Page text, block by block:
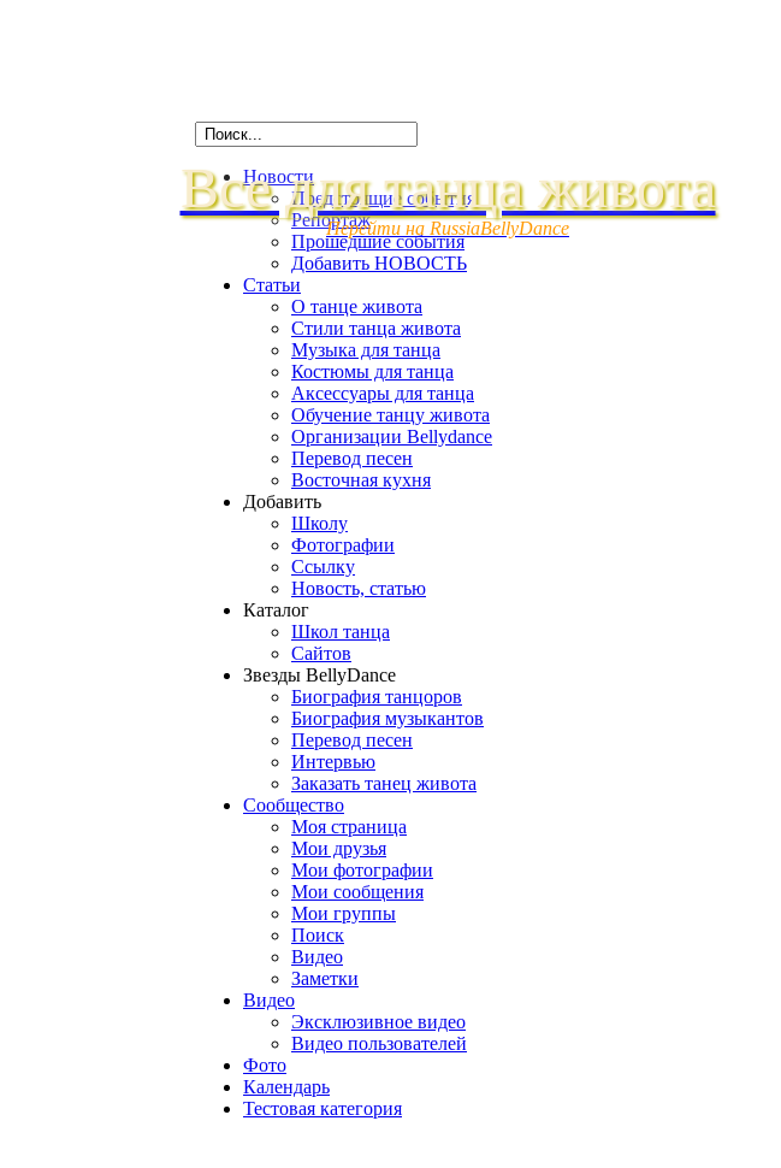
Все для танца живота
Перейти на RussiaBellyDance
Новости
Предстоящие события
Репортаж
Прошедшие события
Добавить НОВОСТЬ
Статьи
О танце живота
Стили танца живота
Музыка для танца
Костюмы для танца
Аксессуары для танца
Обучение танцу живота
Организации Bellydance
Перевод песен
Восточная кухня
Добавить
Школу
Фотографии
Ссылку
Новость, статью
Каталог
Школ танца
Сайтов
Звезды BellyDance
Биография танцоров
Биография музыкантов
Перевод песен
Интервью
Заказать танец живота
Сообщество
Моя страница
Мои друзья
Мои фотографии
Мои сообщения
Мои группы
Поиск
Видео
Заметки
Видео
Эксклюзивное видео
Видео пользователей
Фото
Календарь
Тестовая категория